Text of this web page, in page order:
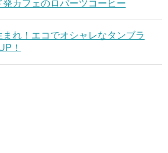
発カフェのロバーツコーヒー
まれ！エコでオシャレなタンブラ
！